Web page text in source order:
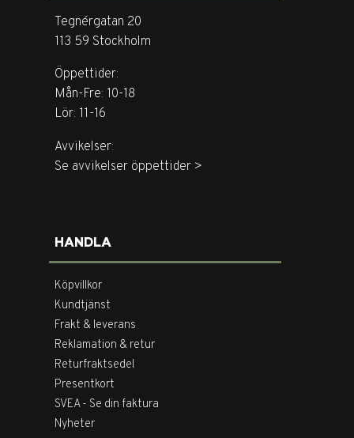
Tegnérgatan 20
113 59 Stockholm
Öppettider:
Mån-Fre: 10-18
Lör: 11-16
Avvikelser:
Se avvikelser öppettider >
HANDLA
Köpvillkor
Kundtjänst
Frakt & leverans
Reklamation & retur
Returfraktsedel
Presentkort
SVEA - Se din faktura
Nyheter